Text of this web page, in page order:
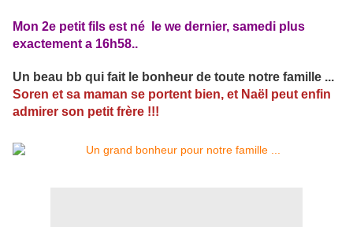
Mon 2e petit fils est né le we dernier, samedi plus
exactement a 16h58..
Un beau bb qui fait le bonheur de toute notre famille ...
Soren et sa maman se portent bien, et Naël peut enfin
admirer son petit frère !!!